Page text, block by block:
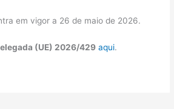
em vigor a 26 de maio de 2026.
(UE) 2026/429 aqui.